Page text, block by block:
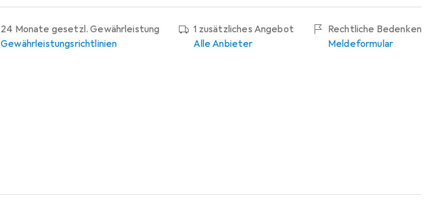
24 Monate gesetzl. Gewährleistung
Gewährleistungsrichtlinien
1 zusätzliches Angebot
Alle Anbieter
Rechtliche Bedenken
Meldeformular